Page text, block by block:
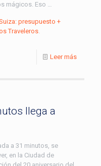
mágicos. Eso …
presupuesto +
Traveleros.
Leer más
llega a
a 31 minutos, se
en la Ciudad de